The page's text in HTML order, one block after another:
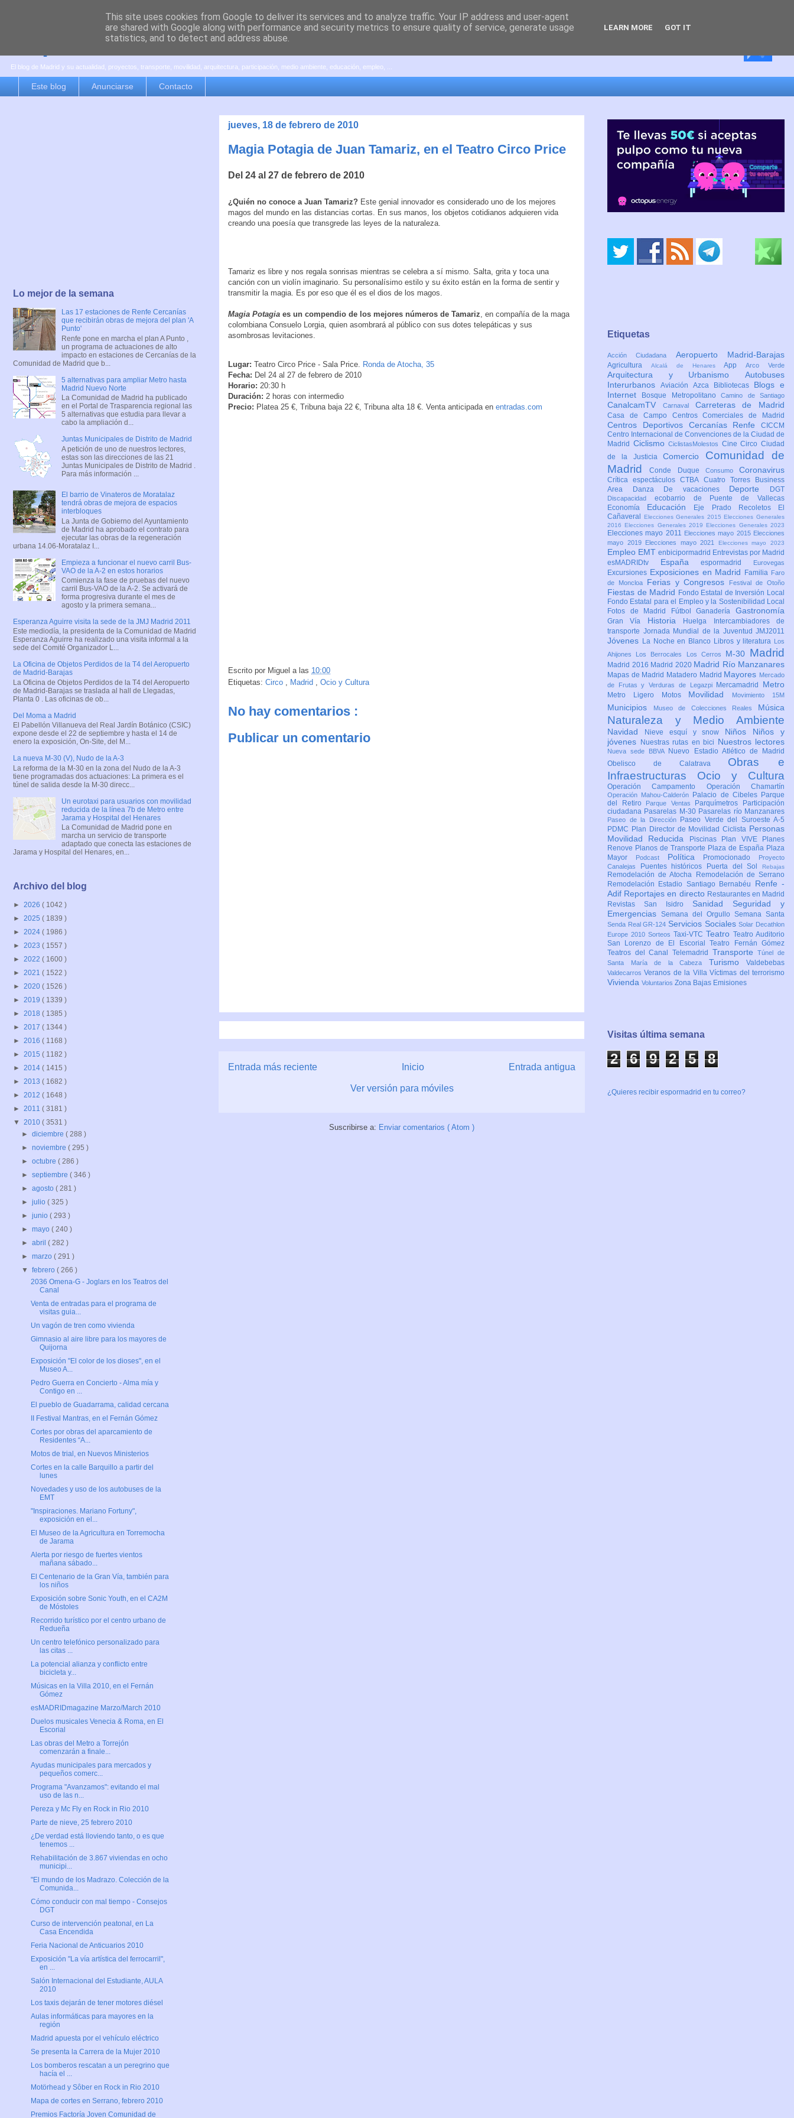
es por madrid
El blog de Madrid y su actualidad, proyectos, transporte, movilidad, arquitectura, participación, medio ambiente, educación, empleo, ...
Este blog Anunciarse Contacto
jueves, 18 de febrero de 2010
Magia Potagia de Juan Tamariz, en el Teatro Circo Price
Del 24 al 27 de febrero de 2010
¿Quién no conoce a Juan Tamariz? Este genial innovador es considerado uno de los mejores
magos del mundo en las distancias cortas. En sus manos, los objetos cotidianos adquieren vida
creando una poesía que transgrede las leyes de la naturaleza.
Tamariz es libre y nos regala sonrisas mientras se celebra a sí mismo. Salta, grita y toca una
canción con un violín imaginario. Su personalísimo estilo y su éxito están en la forma de sentir y
transmitir la magia. Es por eso que él es el dios de los magos.
Magia Potagia es un compendio de los mejores números de Tamariz, en compañía de la maga
colombiana Consuelo Lorgia, quien asombrará al público con sus dotes telepáticas y sus
asombrosas levitaciones.
Lugar: Teatro Circo Price - Sala Price. Ronda de Atocha, 35
Fecha: Del 24 al 27 de febrero de 2010
Horario: 20:30 h
Duración: 2 horas con intermedio
Precio: Platea 25 €, Tribuna baja 22 €, Tribuna alta 18 €. Venta anticipada en entradas.com
Escrito por Miguel a las 10:00
Etiquetas: Circo Madrid Ocio y Cultura
No hay comentarios :
Publicar un comentario
Entrada más reciente Entrada antigua
Inicio
Ver versión para móviles
Suscribirse a: Enviar comentarios ( Atom )
Lo mejor de la semana
Las 17 estaciones de Renfe Cercanías
que recibirán obras de mejora del plan 'A
Punto'
Renfe pone en marcha el plan A Punto ,
un programa de actuaciones de alto
impacto en estaciones de Cercanías de la
Comunidad de Madrid que b...
5 alternativas para ampliar Metro hasta
Madrid Nuevo Norte
La Comunidad de Madrid ha publicado
en el Portal de Trasparencia regional las
5 alternativas que estudia para llevar a
cabo la ampliación d...
Juntas Municipales de Distrito de Madrid
A petición de uno de nuestros lectores,
estas son las direcciones de las 21
Juntas Municipales de Distrito de Madrid .
Para más información ...
El barrio de Vinateros de Moratalaz
tendrá obras de mejora de espacios
interbloques
La Junta de Gobierno del Ayuntamiento
de Madrid ha aprobado el contrato para
ejecutar las obras de la regeneración
urbana 14.06-Moratalaz I...
Empieza a funcionar el nuevo carril Bus-
VAO de la A-2 en estos horarios
Comienza la fase de pruebas del nuevo
carril Bus-VAO de la A-2. Se activará de
forma progresiva durante el mes de
agosto y la primera semana...
Esperanza Aguirre visita la sede de la JMJ Madrid 2011
Este mediodía, la presidenta de la Comunidad de Madrid
Esperanza Aguirre ha realizado una visita informal a la
sede del Comité Organizador L...
La Oficina de Objetos Perdidos de la T4 del Aeropuerto
de Madrid-Barajas
La Oficina de Objetos Perdidos de la T4 del Aeropuerto
de Madrid-Barajas se traslada al hall de Llegadas,
Planta 0 . Las oficinas de ob...
Del Moma a Madrid
El Pabellón Villanueva del Real Jardín Botánico (CSIC)
expone desde el 22 de septiembre y hasta el 14 de
enero la exposición, On-Site, del M...
La nueva M-30 (V), Nudo de la A-3
La reforma de la M-30 en la zona del Nudo de la A-3
tiene programadas dos actuaciones: La primera es el
túnel de salida desde la M-30 direcc...
Un eurotaxi para usuarios con movilidad
reducida de la línea 7b de Metro entre
Jarama y Hospital del Henares
La Comunidad de Madrid pone en
marcha un servicio de transporte
adaptado que conecta las estaciones de
Jarama y Hospital del Henares, en...
Archivo del blog
► 2026 ( 1042 )
► 2025 ( 1839 )
► 2024 ( 1986 )
► 2023 ( 1557 )
► 2022 ( 1600 )
► 2021 ( 1522 )
► 2020 ( 1526 )
► 2019 ( 1339 )
► 2018 ( 1385 )
► 2017 ( 1344 )
► 2016 ( 1168 )
► 2015 ( 1182 )
► 2014 ( 1415 )
► 2013 ( 1682 )
► 2012 ( 1648 )
► 2011 ( 3181 )
▼ 2010 ( 3531 )
►diciembre( 288 )
►noviembre( 295 )
►octubre( 286 )
►septiembre( 346 )
►agosto( 281 )
►julio( 325 )
►junio( 293 )
►mayo( 240 )
►abril( 282 )
►marzo( 291 )
▼febrero( 266 )
2036 Omena-G - Joglars en los Teatros del
Canal
Venta de entradas para el programa de
visitas guia...
Un vagón de tren como vivienda
Gimnasio al aire libre para los mayores de
Quijorna
Exposición "El color de los dioses", en el
Museo A...
Pedro Guerra en Concierto - Alma mía y
Contigo en ...
El pueblo de Guadarrama, calidad cercana
II Festival Mantras, en el Fernán Gómez
Cortes por obras del aparcamiento de
Residentes “A...
Motos de trial, en Nuevos Ministerios
Cortes en la calle Barquillo a partir del
lunes
Novedades y uso de los autobuses de la
EMT
"Inspiraciones. Mariano Fortuny",
exposición en el...
El Museo de la Agricultura en Torremocha
de Jarama
Alerta por riesgo de fuertes vientos
mañana sábado...
El Centenario de la Gran Vía, también para
los niños
Exposición sobre Sonic Youth, en el CA2M
de Móstoles
Recorrido turístico por el centro urbano de
Redueña
Un centro telefónico personalizado para
las citas ...
La potencial alianza y conflicto entre
bicicleta y...
Músicas en la Villa 2010, en el Fernán
Gómez
esMADRIDmagazine Marzo/March 2010
Duelos musicales Venecia & Roma, en El
Escorial
Las obras del Metro a Torrejón
comenzarán a finale...
Ayudas municipales para mercados y
pequeños comerc...
Programa "Avanzamos": evitando el mal
uso de las n...
Pereza y Mc Fly en Rock in Rio 2010
Parte de nieve, 25 febrero 2010
¿De verdad está lloviendo tanto, o es que
tenemos ...
Rehabilitación de 3.867 viviendas en ocho
municipi...
"El mundo de los Madrazo. Colección de la
Comunida...
Cómo conducir con mal tiempo - Consejos
DGT
Curso de intervención peatonal, en La
Casa Encendida
Feria Nacional de Anticuarios 2010
Exposición "La vía artística del ferrocarril",
en ...
Salón Internacional del Estudiante, AULA
2010
Los taxis dejarán de tener motores diésel
Aulas informáticas para mayores en la
región
Madrid apuesta por el vehículo eléctrico
Se presenta la Carrera de la Mujer 2010
Los bomberos rescatan a un peregrino que
hacía el ...
Motörhead y Sôber en Rock in Rio 2010
Mapa de cortes en Serrano, febrero 2010
Premios Factoría Joven Comunidad de
Etiquetas
Acción Ciudadana Aeropuerto Madrid-Barajas
Agricultura Alcalá de HenaresAppArco Verde
Arquitectura y Urbanismo Autobuses
Interurbanos Aviación Azca Bibliotecas Blogs e
Internet
Bosque MetropolitanoCamino de Santiago
CanalcamTV Carnaval Carreteras de Madrid
Casa de Campo Centros Comerciales de Madrid
Centros Deportivos Cercanías Renfe CICCM
Centro Internacional de Convenciones de la Ciudad de
Madrid CiclismoCiclistasMolestos CineCircoCiudad
de la JusticiaComercio Comunidad de
MadridConde Duque Consumo Coronavirus
Crítica espectáculosCTBA Cuatro Torres Business
Area
Danza De vacaciones Deporte DGT
Discapacidad ecobarrio de Puente de Vallecas
Economía Educación Eje Prado Recoletos
El
Cañaveral
Elecciones Generales 2015 Elecciones Generales
2016 Elecciones Generales 2019 Elecciones Generales 2023
Elecciones mayo 2011 Elecciones mayo 2015 Elecciones
mayo 2019
Elecciones mayo 2021 Elecciones mayo 2023
Empleo EMT enbicipormadrid Entrevistas por Madrid
esMADRIDtv Españaespormadrid Eurovegas
Excursiones Exposiciones en Madrid Familia Faro
de Moncloa
Ferias y Congresos Festival de Otoño
Fiestas de Madrid Fondo Estatal de Inversión Local
Fondo Estatal para el Empleo y la Sostenibilidad Local
Fotos de Madrid
FútbolGanaderíaGastronomía
Gran Vía Historia Huelga
Intercambiadores de
transporte Jornada Mundial de la Juventud JMJ2011
Jóvenes La Noche en Blanco Libros y literatura
Los
Ahijones
Los Berrocales Los Cerros M-30 Madrid
Madrid 2016 Madrid 2020 Madrid Río Manzanares
Mapas de Madrid Matadero Madrid Mayores Mercado
de Frutas y Verduras de Legazpi
Mercamadrid Metro
Metro Ligero Motos Movilidad Movimiento 15M
Municipios Museo de Colecciones Reales Música
Naturaleza y Medio Ambiente
Navidad Nieve esquí y snow Niños Niños y
jóvenes
Nuestras rutas en bici Nuestros lectores
Nueva sede BBVA
Nuevo Estadio Atlético de Madrid
Obelisco de Calatrava Obras e
Infraestructuras Ocio y Cultura
Operación Campamento Operación Chamartín
Operación Mahou-Calderón Palacio de Cibeles Parque
del Retiro
Parque Ventas Parquímetros
Participación
ciudadana Pasarelas M-30 Pasarelas río Manzanares
Paseo de la Dirección
Paseo Verde del Suroeste A-5
PDMC Plan Director de Movilidad Ciclista Personas
Movilidad Reducida
Piscinas Plan VIVE
Planes
Renove Planos de Transporte Plaza de España Plaza
Mayor
Podcast Política Promocionado
Proyecto
Canalejas
Puentes históricos Puerta del Sol Rebajas
Remodelación de Atocha
Remodelación de Serrano
Remodelación Estadio Santiago Bernabéu Renfe -
Adif Reportajes en directo Restaurantes en Madrid
Revistas San Isidro Sanidad Seguridad y
Emergencias Semana del Orgullo Semana Santa
Senda Real GR-124 Servicios SocialesSolar Decathlon
Europe 2010 Sorteos Taxi-VTC Teatro Teatro Auditorio
San Lorenzo de El EscorialTeatro Fernán Gómez
Teatros del Canal Telemadrid TransporteTúnel de
Santa María de la Cabeza Turismo Valdebebas
ValdecarrosVeranos de la VillaVíctimas del terrorismo
Vivienda Voluntarios Zona Bajas Emisiones
Visitas última semana
2 6 9 2 5 9
¿Quieres recibir espormadrid en tu correo?
This site uses cookies from Google to deliver its services and to analyze traffic. Your IP address and user-agent
are shared with Google along with performance and security metrics to ensure quality of service, generate usage
statistics, and to detect and address abuse.
LEARN MORE GOT IT